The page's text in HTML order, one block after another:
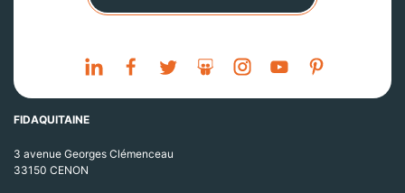
FIDAQUITAINE
3 avenue Georges Clémenceau
33150 CENON